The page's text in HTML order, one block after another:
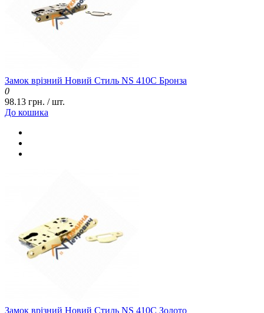
Замок врізний Новий Стиль NS 410С Бронза
0
98.13 грн. / шт.
До кошика
Замок врізний Новий Стиль NS 410С Золото